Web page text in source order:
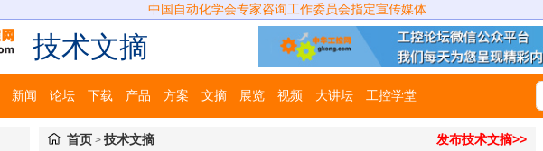
中国自动化学会专家咨询工作委员会指定宣传媒体
技术文摘
新闻 论坛 下载 产品 方案 文摘 展览 视频 大讲坛 工控学堂
首页 >技术文摘 发布技术文摘>>